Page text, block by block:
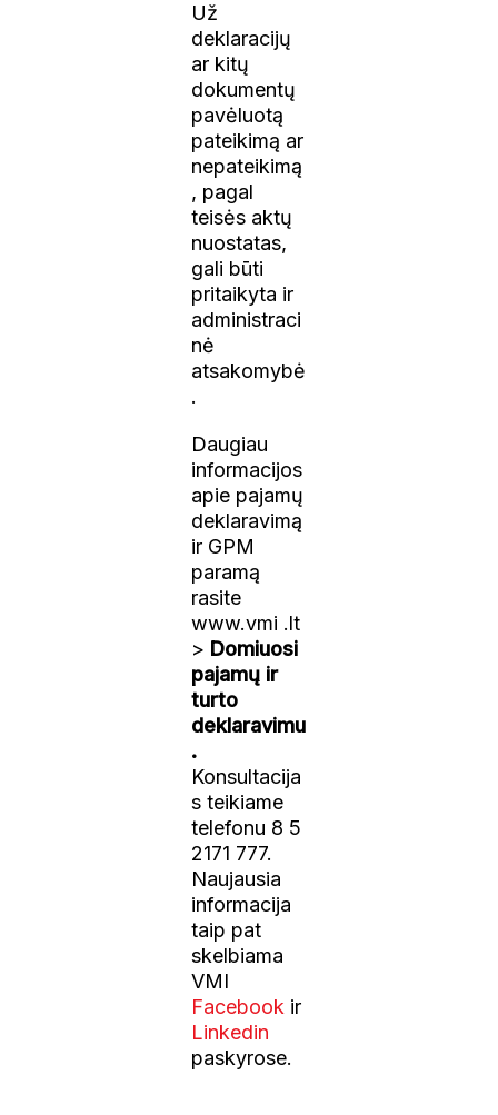
Už
deklaracijų
ar kitų
dokumentų
pavėluotą
pateikimą ar
nepateikimą
, pagal
teisės aktų
nuostatas,
gali būti
pritaikyta ir
administraci
nė
atsakomybė
.
Daugiau
informacijos
apie pajamų
deklaravimą
ir GPM
paramą
rasite
www.vmi .lt
> Domiuosi
pajamų ir
turto
deklaravimu
.
Konsultacija
s teikiame
telefonu 8 5
2171 777.
Naujausia
informacija
taip pat
skelbiama
VMI
Facebook ir
Linkedin
paskyrose.